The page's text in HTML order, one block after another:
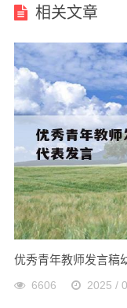
相关文章
优秀青年教师发言稿
6606 2025 /